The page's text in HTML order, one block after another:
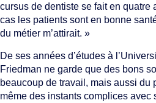
cursus de dentiste se fait en quatre
cas les patients sont en bonne
du métier m’attirait. »
De ses années d’études à
Friedman ne garde que des bons
beaucoup de travail, mais aussi du
même des instants complices avec